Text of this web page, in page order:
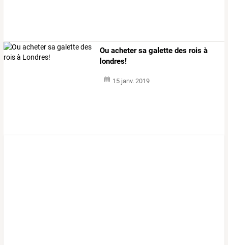
Ou acheter sa galette des rois à
londres!
15 janv. 2019